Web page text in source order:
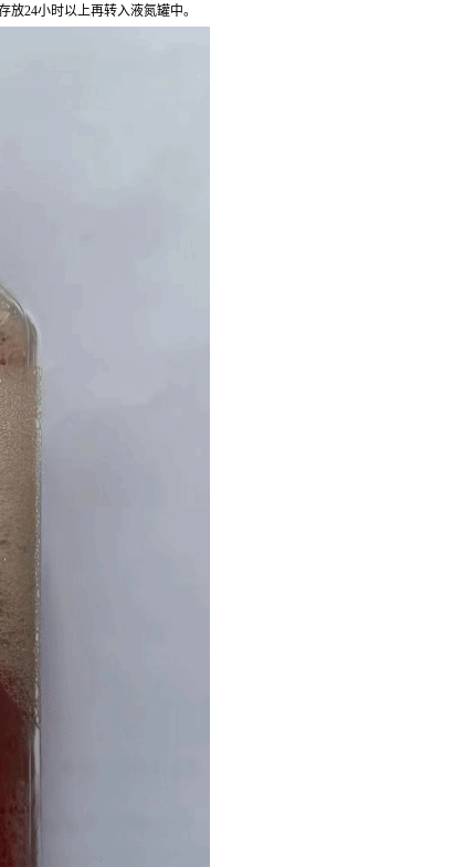
24小时以上再转入液氮罐中。